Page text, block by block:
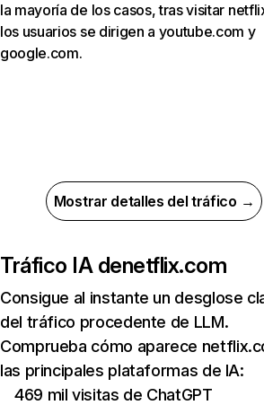
la mayoría de los casos, tras visitar
los usuarios se dirigen a youtube.com y
google.com.
Mostrar detalles del tráfico →
Tráfico IA denetflix.com
Consigue al instante un desglose
del tráfico procedente de LLM.
Comprueba cómo aparece
las principales plataformas de IA:
469 mil visitas de ChatGPT